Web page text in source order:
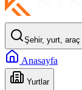
Şehir, yurt, araç
Anasayfa
Yurtlar